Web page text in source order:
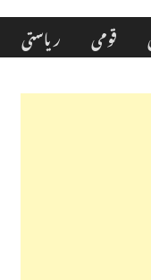
قومی ریاستی